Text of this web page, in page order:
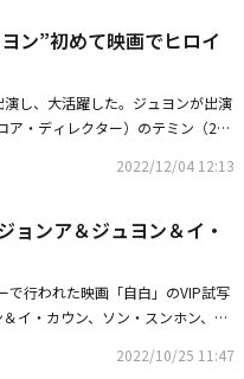
ング」、演劇「Man from Earth
ル「キス・シックス・センス」な
ンメントには、カン・シニル、
ウヒョン、パク・ジア、オム・ヒ
ウォン、チョ・ヒボン、ジンイ
ている。
ン”初めて映画でヒロイ
し、大活躍した。ジュヨンが出演
ア・ディレクター）のテミン（2A
ディ映画だ。ジュヨンは抜群のカ
タジオの代表兼巫女であるセアと
・テソン監督は「ジュヨンさんは
つけるシーンでは視聴者を圧倒す
力を見せた」と絶賛した。アイド
役から主演に至るまで、多様なキ
からドラマ「ハイエナ」「恋の記
2022/12/04 12:13
ョンア＆ジュヨン＆イ・
で行われた映画「自白」のVIP試写
イ・カウン、ソン・スンホン、カ
、キム・ヒョジン、ソン・スンハ
2022/10/25 11:47